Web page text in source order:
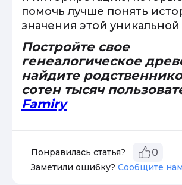
помочь лучше понять
значения этой
Постройте свое
генеалогическое
найдите
сотен тысяч
Famiry
Понравилась статья? 0
Заметили ошибку? Сообщите нам